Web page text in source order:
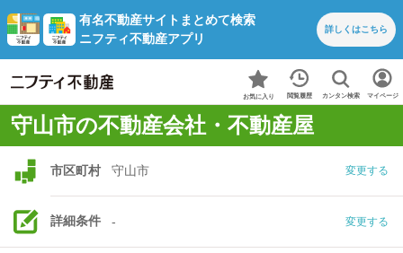
有名不動産サイトまとめて検索
ニフティ不動産アプリ
詳しくはこちら
お気に入り 閲覧履歴 カンタン検索 マイページ
守山市の不動産会社・不動産屋
市区町村 守山市 変更する
詳細条件 - 変更する